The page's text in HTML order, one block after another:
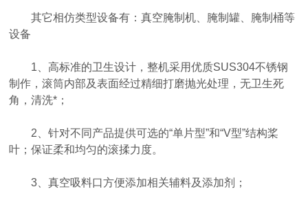
其它相仿类型设备有：真空腌制机、腌制罐、腌制桶等
设备
1、高标准的卫生设计，整机采用优质SUS304不锈钢
制作，滚筒内部及表面经过精细打磨抛光处理，无卫生死
角，清洗*；
2、针对不同产品提供可选的“单片型”和“V型”结构桨
叶；保证柔和均匀的滚揉力度。
3、真空吸料口方便添加相关辅料及添加剂；